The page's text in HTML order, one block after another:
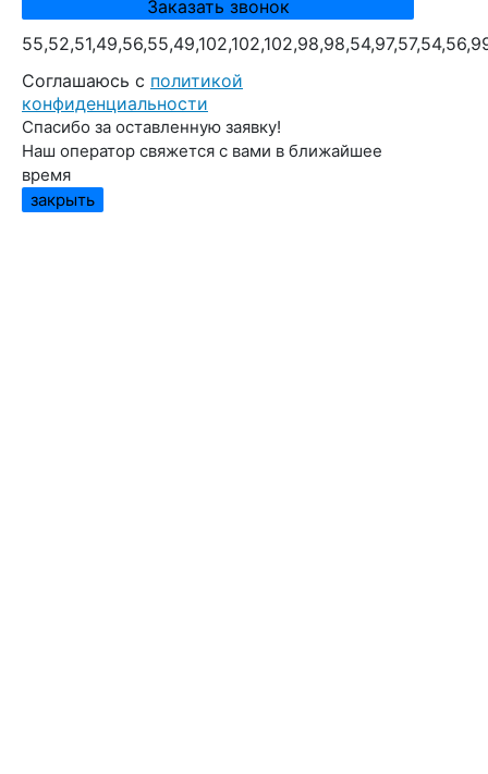
Cоглашаюсь с политикой
конфиденциальности
Спасибо за оставленную заявку!
Наш оператор свяжется с вами в ближайшее
время
закрыть